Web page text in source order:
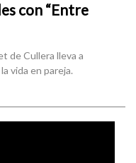
con “Entre
de Cullera lleva a
vida en pareja.